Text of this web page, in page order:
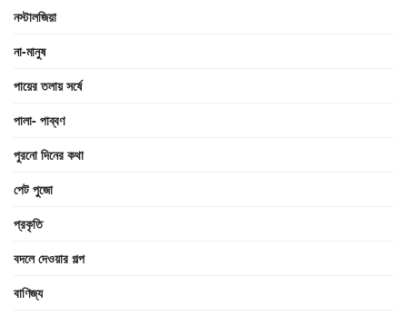
নস্টালজিয়া
না-মানুষ
পায়ের তলায় সর্ষে
পালা- পাব্বণ
পুরনো দিনের কথা
পেট পুজো
প্রকৃতি
বদলে দেওয়ার গল্প
বাণিজ্য